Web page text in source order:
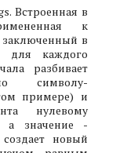
Встроенная в
к
заключенный в
для каждого
разбивает
символу-
примере) и
нулевому
а значение -
новый